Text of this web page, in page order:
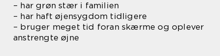
– har grøn stær i familien
– har haft øjensygdom tidligere
– bruger meget tid foran skærme og oplever
anstrengte øjne